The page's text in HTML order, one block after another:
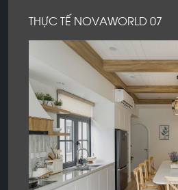
THỰC TẾ NOVAWORLD 07